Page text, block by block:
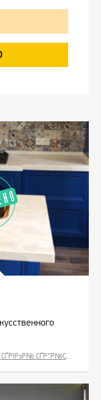
СЃРІРѕР№ СЃР°Р№С‚